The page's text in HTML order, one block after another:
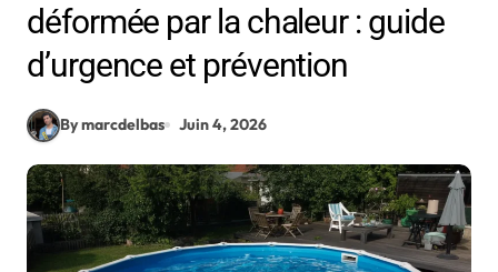
déformée par la chaleur : guide
d’urgence et prévention
By marcdelbas Juin 4, 2026